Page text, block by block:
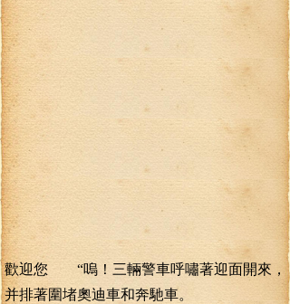
歡迎您 “嗚！三輛警車呼嘯著迎面開來，
并排著圍堵奧迪車和奔馳車。